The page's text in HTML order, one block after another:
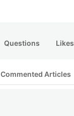
Questions Likes
Commented Articles